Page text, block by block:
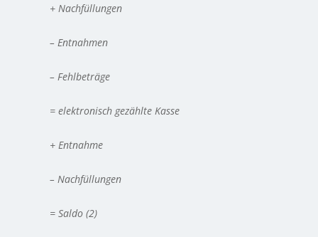
+ Nachfüllungen
– Entnahmen
– Fehlbeträge
= elektronisch gezählte Kasse
+ Entnahme
– Nachfüllungen
= Saldo (2)